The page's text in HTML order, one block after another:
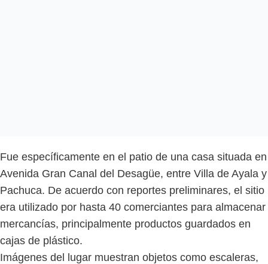
Fue específicamente en el patio de una casa situada en
Avenida Gran Canal del Desagüe, entre Villa de Ayala y
Pachuca. De acuerdo con reportes preliminares, el sitio
era utilizado por hasta 40 comerciantes para almacenar
mercancías, principalmente productos guardados en
cajas de plástico.
Imágenes del lugar muestran objetos como escaleras,